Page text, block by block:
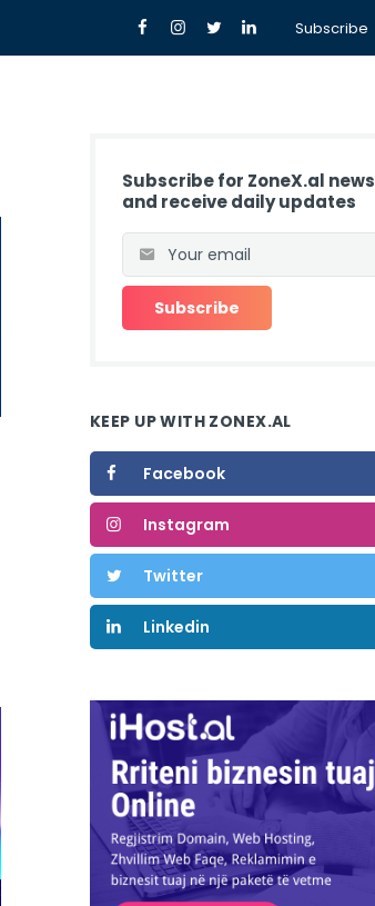
Subscribe
Subscribe for ZoneX.al news
and receive daily updates
KEEP UP WITH ZONEX.AL
Facebook
Instagram
Twitter
Linkedin